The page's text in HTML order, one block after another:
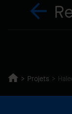
Projets